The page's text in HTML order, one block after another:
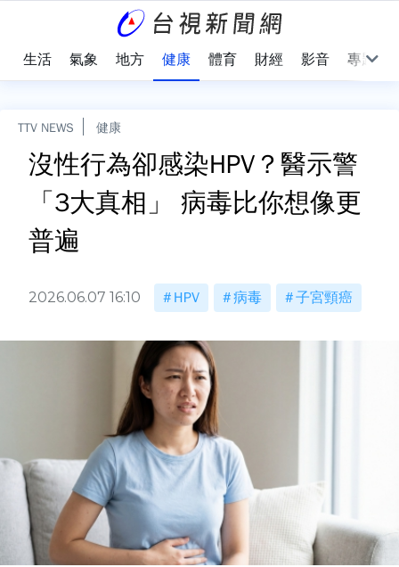
生活 氣象 地方 健康 體育 財經 影音 專題
TTV NEWS 健康
沒性行為卻感染HPV？醫示警
「3大真相」 病毒比你想像更
普遍
2026.06.07 16:10 HPV 病毒 子宮頸癌